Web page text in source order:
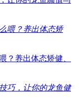
？养出体态矫健、